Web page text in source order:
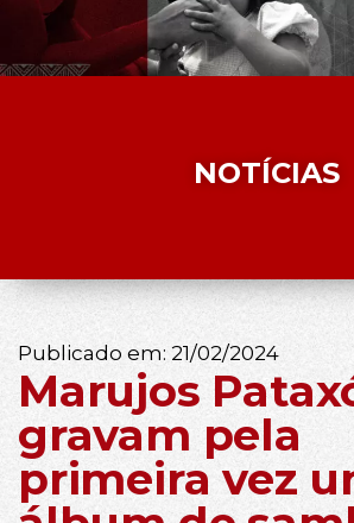
NOTÍCIAS
Publicado em: 21/02/2024
Marujos
gravam pela
primeira vez